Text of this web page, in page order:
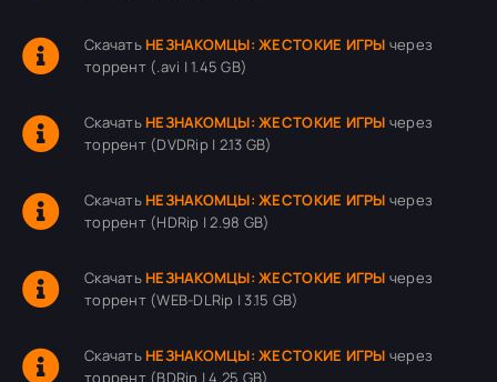
Скачать НЕЗНАКОМЦЫ: ЖЕСТОКИЕ ИГРЫ через
торрент (.avi | 1.45 GB)
Скачать НЕЗНАКОМЦЫ: ЖЕСТОКИЕ ИГРЫ через
торрент (DVDRip | 2.13 GB)
Скачать НЕЗНАКОМЦЫ: ЖЕСТОКИЕ ИГРЫ через
торрент (HDRip | 2.98 GB)
Скачать НЕЗНАКОМЦЫ: ЖЕСТОКИЕ ИГРЫ через
торрент (WEB-DLRip | 3.15 GB)
Скачать НЕЗНАКОМЦЫ: ЖЕСТОКИЕ ИГРЫ через
торрент (BDRip | 4.25 GB)